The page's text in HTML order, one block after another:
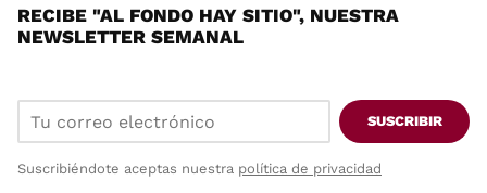
RECIBE "AL FONDO HAY SITIO", NUESTRA
NEWSLETTER SEMANAL
SUSCRIBIR
Suscribiéndote aceptas nuestra política de privacidad